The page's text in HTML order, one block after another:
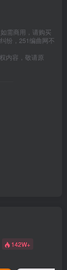
需商用，请购买
纷，251编曲网不
内容，敬请原
142W+